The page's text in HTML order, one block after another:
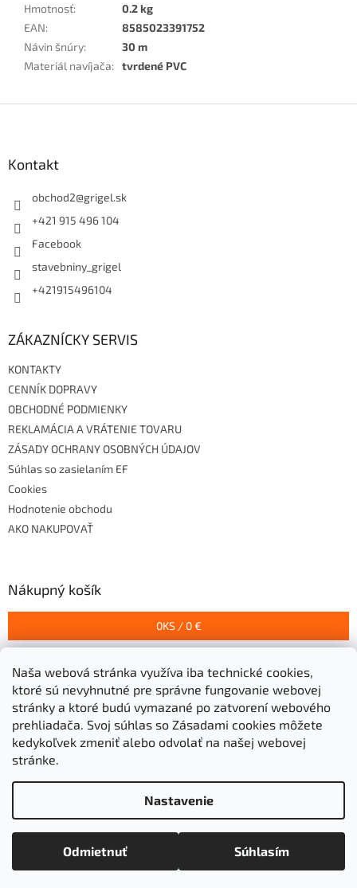
Naša webová stránka využíva iba technické cookies,
ktoré sú nevyhnutné pre správne fungovanie webovej
stránky a ktoré budú vymazané po zatvorení webového
prehliadača. Svoj súhlas so Zásadami cookies môžete
kedykoľvek zmeniť alebo odvolať na našej webovej
stránke.
Nastavenie
Odmietnuť Súhlasím
Hmotnosť:
0.2 kg
EAN:
8585023391752
Návin šnúry:
30 m
Materiál navíjača: tvrdené PVC
Kontakt
obchod2@grigel.sk
+421 915 496 104
Facebook
stavebniny_grigel
+421915496104
ZÁKAZNÍCKY SERVIS
KONTAKTY
CENNÍK DOPRAVY
OBCHODNÉ PODMIENKY
REKLAMÁCIA A VRÁTENIE TOVARU
ZÁSADY OCHRANY OSOBNÝCH ÚDAJOV
Súhlas so zasielaním EF
Cookies
Hodnotenie obchodu
AKO NAKUPOVAŤ
Nákupný košík
0KS / 0 €
Prijímame online platby
Stavebniny Grigeľ s.r.o.
vyhradené.
Upraviť nastavenie cookies